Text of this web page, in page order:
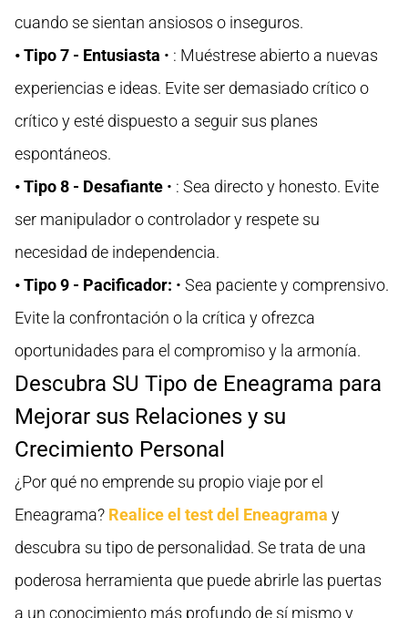
cuando se sientan ansiosos o inseguros.
• Tipo 7 - Entusiasta • : Muéstrese abierto a nuevas
experiencias e ideas. Evite ser demasiado crítico o
crítico y esté dispuesto a seguir sus planes
espontáneos.
• Tipo 8 - Desafiante • : Sea directo y honesto. Evite
ser manipulador o controlador y respete su
necesidad de independencia.
• Tipo 9 - Pacificador: • Sea paciente y comprensivo.
Evite la confrontación o la crítica y ofrezca
oportunidades para el compromiso y la armonía.
Descubra SU Tipo de Eneagrama para
Mejorar sus Relaciones y su
Crecimiento Personal
¿Por qué no emprende su propio viaje por el
Eneagrama? Realice el test del Eneagrama y
descubra su tipo de personalidad. Se trata de una
poderosa herramienta que puede abrirle las puertas
a un conocimiento más profundo de sí mismo y